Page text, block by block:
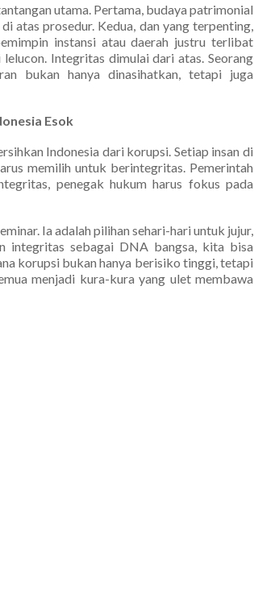
utama. Pertama, budaya patrimonial
atas prosedur. Kedua, dan yang terpenting,
instansi atau daerah justru terlibat
Integritas dimulai dari atas. Seorang
bukan hanya dinasihatkan, tetapi juga
Esok
Indonesia dari korupsi. Setiap insan di
memilih untuk berintegritas. Pemerintah
penegak hukum harus fokus pada
Ia adalah pilihan sehari-hari untuk jujur,
integritas sebagai DNA bangsa, kita bisa
korupsi bukan hanya berisiko tinggi, tetapi
menjadi kura-kura yang ulet membawa